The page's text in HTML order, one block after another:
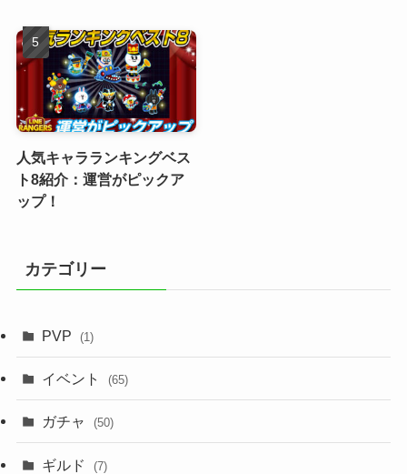
人気キャラランキングベス
ト8紹介：運営がピックア
ップ！
カテゴリー
PVP (1)
イベント (65)
ガチャ (50)
ギルド (7)